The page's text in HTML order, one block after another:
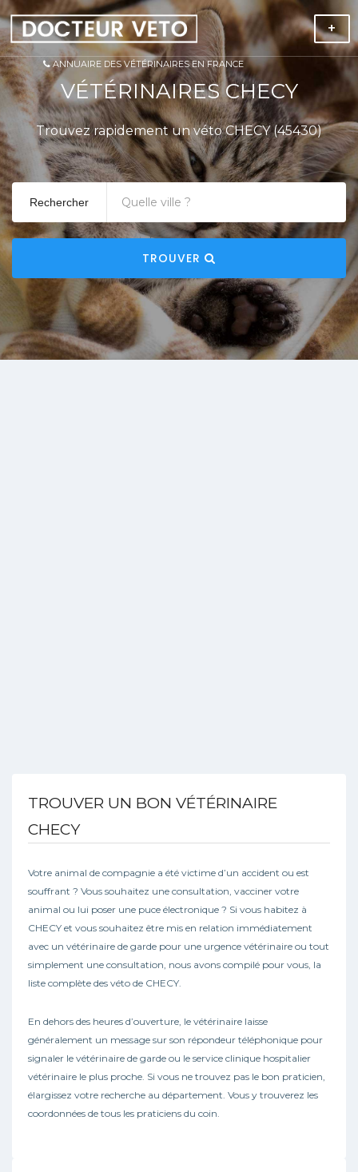
+
ANNUAIRE DES VÉTÉRINAIRES EN FRANCE
VÉTÉRINAIRES CHECY
Trouvez rapidement un véto CHECY (45430)
Rechercher
TROUVER
TROUVER UN BON VÉTÉRINAIRE
CHECY
Votre animal de compagnie a été victime d’un accident ou est
souffrant ? Vous souhaitez une consultation, vacciner votre
animal ou lui poser une puce électronique ? Si vous habitez à
CHECY et vous souhaitez être mis en relation immédiatement
avec un vétérinaire de garde pour une urgence vétérinaire ou tout
simplement une consultation, nous avons compilé pour vous, la
liste complète des véto de CHECY.
En dehors des heures d’ouverture, le vétérinaire laisse
généralement un message sur son répondeur téléphonique pour
signaler le vétérinaire de garde ou le service clinique hospitalier
vétérinaire le plus proche. Si vous ne trouvez pas le bon praticien,
élargissez votre recherche au département. Vous y trouverez les
coordonnées de tous les praticiens du coin.